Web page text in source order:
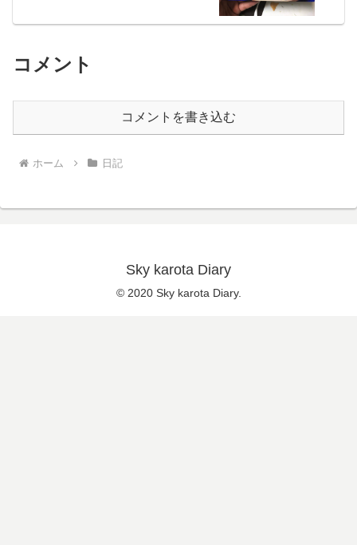
コメント
コメントを書き込む
ホーム 日記
Sky karota Diary
© 2020 Sky karota Diary.